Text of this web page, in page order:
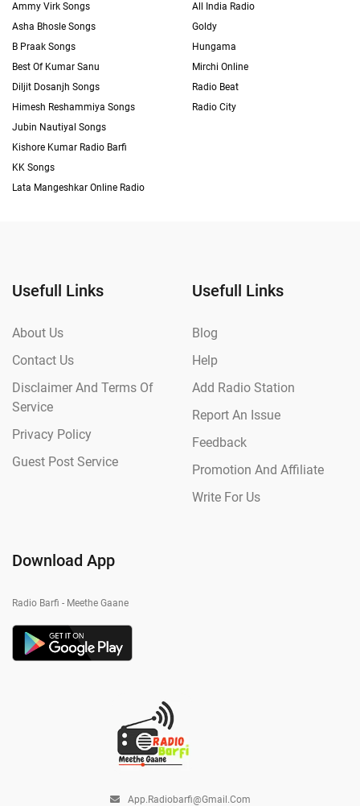
Ammy Virk Songs
Asha Bhosle Songs
B Praak Songs
Best Of Kumar Sanu
Diljit Dosanjh Songs
Himesh Reshammiya Songs
Jubin Nautiyal Songs
Kishore Kumar Radio Barfi
KK Songs
Lata Mangeshkar Online Radio
All India Radio
Goldy
Hungama
Mirchi Online
Radio Beat
Radio City
Usefull Links
About Us
Contact Us
Disclaimer And Terms Of
Service
Privacy Policy
Guest Post Service
Usefull Links
Blog
Help
Add Radio Station
Report An Issue
Feedback
Promotion And Affiliate
Write For Us
Download App
Radio Barfi - Meethe Gaane
App.radiobarfi@gmail.com